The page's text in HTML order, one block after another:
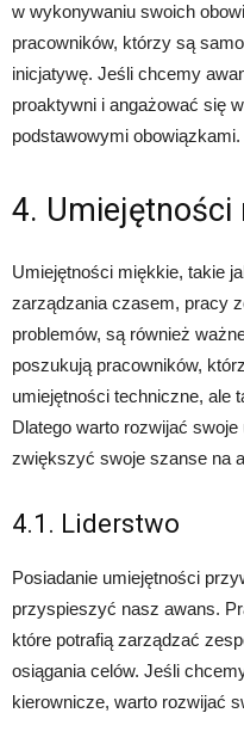
w wykonywaniu swoich
pracowników, którzy są
inicjatywę. Jeśli chcemy
proaktywni i angażować się
podstawowymi obowiązkami.
4. Umiejętności
Umiejętności miękkie, takie
zarządzania czasem, pracy
problemów, są również
poszukują pracowników,
umiejętności techniczne, ale
Dlatego warto rozwijać
zwiększyć swoje szanse na
4.1. Liderstwo
Posiadanie umiejętności
przyspieszyć nasz awans.
które potrafią zarządzać
osiągania celów. Jeśli
kierownicze, warto rozwijać